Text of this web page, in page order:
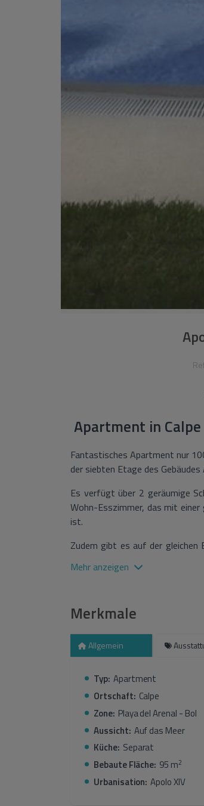
Apartment in
Fantastisches Apartment nur
der siebten Etage des Gebäudes
Es verfügt über 2 geräumige
Wohn-Esszimmer, das mit
ist.
Zudem gibt es auf der gleichen
Dank seiner Lage sind Sie
Restaurants, Geschäften
Umgebung.
Verpassen Sie nicht diese
Mehr anzeigen
Merkmale
Allgemein
Typ: Apartment
Ortschaft: Calpe
Zone: Playa del Arenal - Bol
Aussicht: Auf das Meer
Küche: Separat
Bebaute Fläche: 95 m2
Urbanisation: Apolo XIV